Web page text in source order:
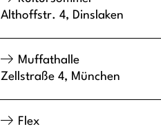
Althoffstr. 4, Dinslaken
Muffathalle
Zellstraße 4, München
Flex